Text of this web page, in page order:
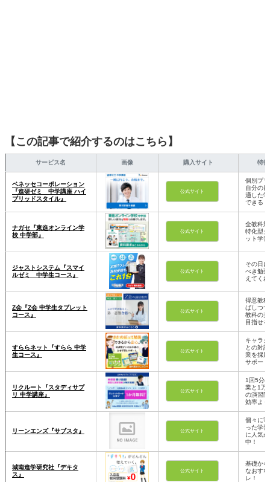
【この記事で紹介するのはこちら】
サービス名 画像 購入サイト 特徴
ベネッセコーポレーション
『進研ゼミ 中学講座 ハイ
ブリッドスタイル』
公式サイト
個別プ
自分の
適した
できる
ナガセ『東進オンライン学
校 中学部』
公式サイト
全教科
特化型
ット学
ジャストシステム『スマイ
ルゼミ 中学生コース』
公式サイト
その日
べき勉
えてく
Z会『Z会 中学生タブレット
コース』
公式サイト
得意教
ばしつ
教科の
目指せる
すららネット『すらら 中学
生コース』
公式サイト
キャラ
との対
業を採
サポー
リクルート『スタディサプ
リ 中学講座』
公式サイト
1回5分
業と1万
の演習
効率よ
リーンエンズ『サブスタ』 公式サイト
個々に
った学
に人気
中！
城南進学研究社『デキタ
ス』
公式サイト
基礎か
なおす
レ！